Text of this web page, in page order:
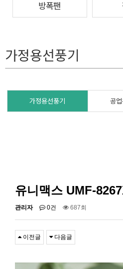
방폭팬
가정용선풍기
가정용선풍기 공
유니맥스 UMF-
관리자 0건 687회
이전글 다음글